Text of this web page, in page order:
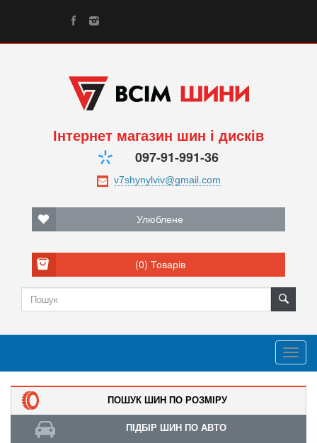
Інтернет магазин шин і дисків
097-91-991-36
Улюблене
(0) Товарів
ПОШУК ШИН ПО РОЗМІРУ
ПІДБІР ШИН ПО АВТО